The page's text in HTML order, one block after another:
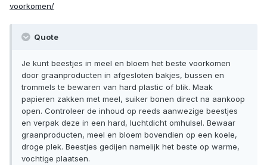
voorkomen/
Quote
Je kunt beestjes in meel en bloem het beste voorkomen
door graanproducten in afgesloten bakjes, bussen en
trommels te bewaren van hard plastic of blik. Maak
papieren zakken met meel, suiker bonen direct na aankoop
open. Controleer de inhoud op reeds aanwezige beestjes
en verpak deze in een hard, luchtdicht omhulsel. Bewaar
graanproducten, meel en bloem bovendien op een koele,
droge plek. Beestjes gedijen namelijk het beste op warme,
vochtige plaatsen.